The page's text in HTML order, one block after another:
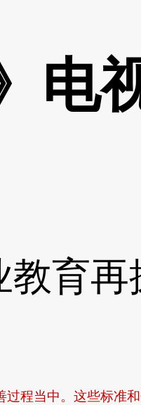
电
教育
当中。这些标准